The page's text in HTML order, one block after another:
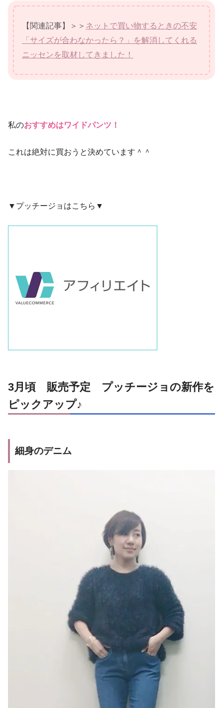
【関連記事】＞＞ ネットで買い物するときの不安
「サイズが合わなかったら？」を解消してくれる
ニッセンを取材してきました！
私のおすすめはワイドパンツ！
これは絶対に買おうと決めています＾＾
▼プッチージョはこちら▼
3月頃 販売予定 プッチージョの新作を
ピックアップ♪
細身のデニム